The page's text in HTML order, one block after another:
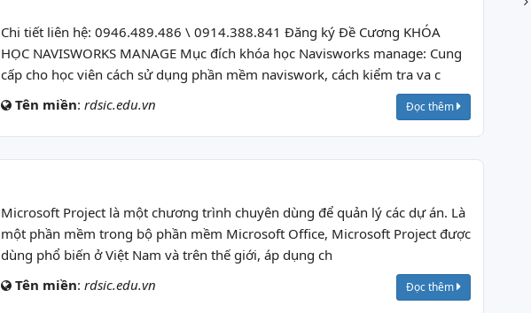
Chi tiết liên hệ: 0946.489.486 \ 0914.388.841 Đăng ký Đề Cương KHÓA
HỌC NAVISWORKS MANAGE Mục đích khóa học Navisworks manage: Cung
cấp cho học viên cách sử dụng phần mềm naviswork, cách kiểm tra va c
Tên miền: rdsic.edu.vn Đọc thêm
Microsoft Project là một chương trình chuyên dùng để quản lý các dự án. Là
một phần mềm trong bộ phần mềm Microsoft Office, Microsoft Project được
dùng phổ biến ở Việt Nam và trên thế giới, áp dụng ch
Tên miền: rdsic.edu.vn Đọc thêm